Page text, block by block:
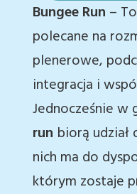
Bungee Run –
polecane na
plenerowe,
integracja i
Jednocześnie w
run biorą udział
nich ma do
którym zostaje